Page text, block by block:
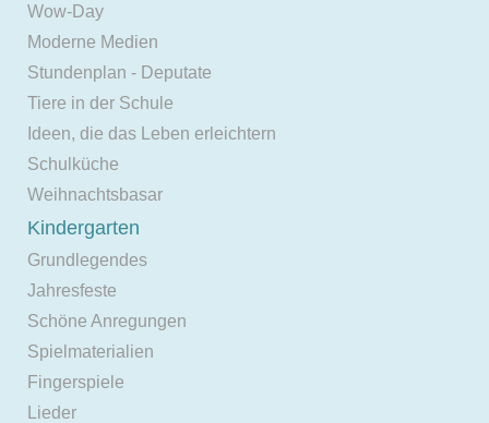
Wow-Day
Moderne Medien
Stundenplan - Deputate
Tiere in der Schule
Ideen, die das Leben erleichtern
Schulküche
Weihnachtsbasar
Kindergarten
Grundlegendes
Jahresfeste
Schöne Anregungen
Spielmaterialien
Fingerspiele
Lieder